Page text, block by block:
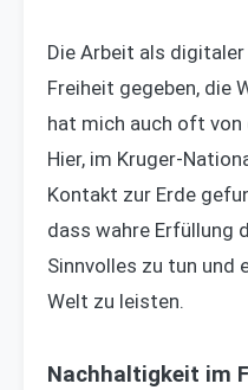
Die Arbeit als
Freiheit gegeben, die
hat mich auch oft
Hier, im Kruger-
Kontakt zur Erde
dass wahre Erfüllung
Sinnvolles zu tun und
Welt zu leisten.
Nachhaltigkeit im